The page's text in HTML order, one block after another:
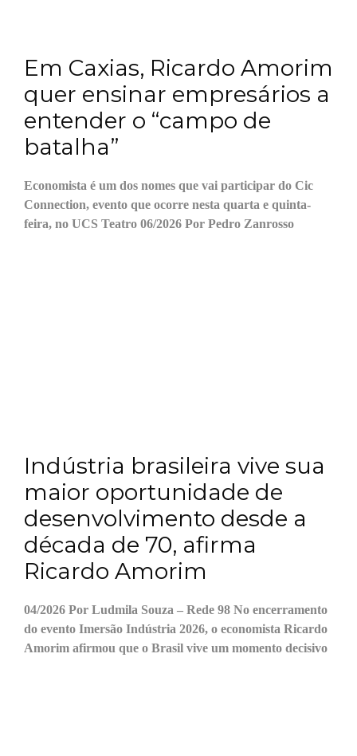
Em Caxias, Ricardo Amorim
quer ensinar empresários a
entender o “campo de
batalha”
Economista é um dos nomes que vai participar do Cic
Connection, evento que ocorre nesta quarta e quinta-
feira, no UCS Teatro 06/2026 Por Pedro Zanrosso
Indústria brasileira vive sua
maior oportunidade de
desenvolvimento desde a
década de 70, afirma
Ricardo Amorim
04/2026 Por Ludmila Souza – Rede 98 No encerramento
do evento Imersão Indústria 2026, o economista Ricardo
Amorim afirmou que o Brasil vive um momento decisivo